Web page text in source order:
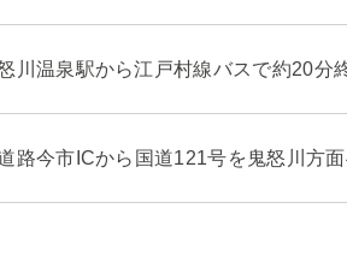
川温泉駅から江戸村線バスで約20分
路今市ICから国道121号を鬼怒川方